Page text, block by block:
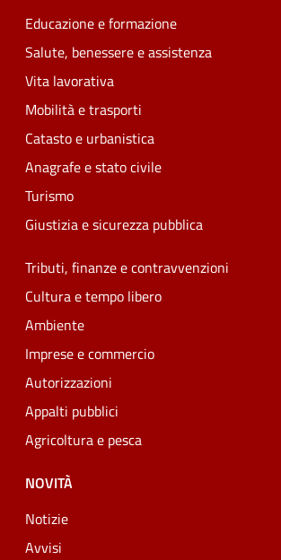
Educazione e formazione
Salute, benessere e assistenza
Vita lavorativa
Mobilità e trasporti
Catasto e urbanistica
Anagrafe e stato civile
Turismo
Giustizia e sicurezza pubblica
Tributi, finanze e contravvenzioni
Cultura e tempo libero
Ambiente
Imprese e commercio
Autorizzazioni
Appalti pubblici
Agricoltura e pesca
NOVITÀ
Notizie
Avvisi